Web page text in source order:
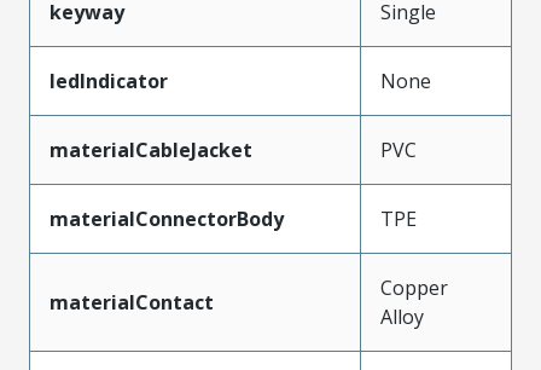
keyway Single
ledIndicator None
materialCableJacket PVC
materialConnectorBody TPE
materialContact
Copper
Alloy